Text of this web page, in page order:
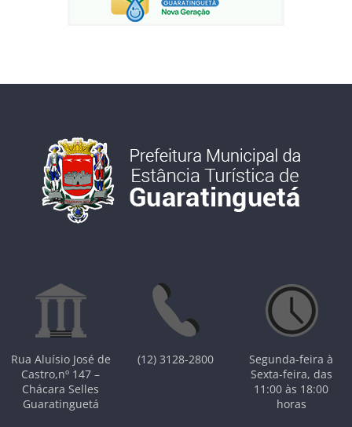
Rua Aluísio José de
Castro,nº 147 –
Chácara Selles
Guaratinguetá
(12) 3128-2800
Segunda-feira à
Sexta-feira, das
11:00 às 18:00
horas